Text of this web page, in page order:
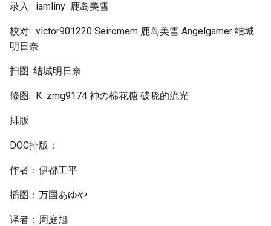
录入: iamliny 鹿岛美雪
校对: victor901220 Seiromem 鹿岛美雪 Angelgamer 结城
明日奈
扫图: 结城明日奈
修图: K zmg9174 神の棉花糖 破晓的流光
排版
DOC排版：
作者：伊都工平
插图：万国あゆや
译者：周庭旭